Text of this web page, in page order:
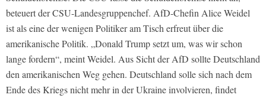
beteuert der CSU-Landesgruppenchef. AfD-Chefin Alice Weidel
ist als eine der wenigen Politiker am Tisch erfreut über die
amerikanische Politik. „Donald Trump setzt um, was wir schon
lange fordern“, meint Weidel. Aus Sicht der AfD sollte Deutschland
den amerikanischen Weg gehen. Deutschland solle sich nach dem
Ende des Kriegs nicht mehr in der Ukraine involvieren, findet